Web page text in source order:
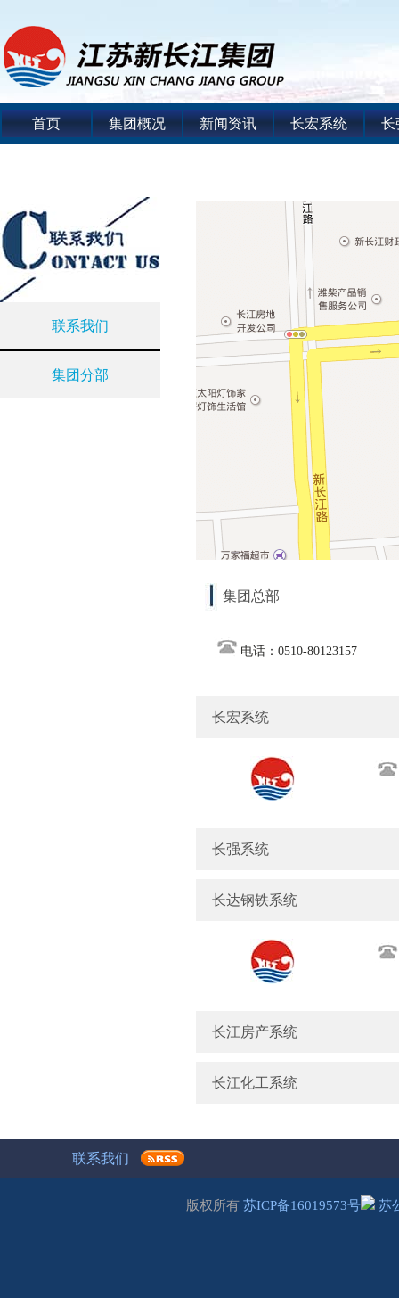
首页 集团概况 新闻资讯 长宏系统 长
联系我们
集团分部
集团总部
电话：0510-80123157
长宏系统
长强系统
长达钢铁系统
长江房产系统
长江化工系统
联系我们
版权所有 苏ICP备16019573号 苏